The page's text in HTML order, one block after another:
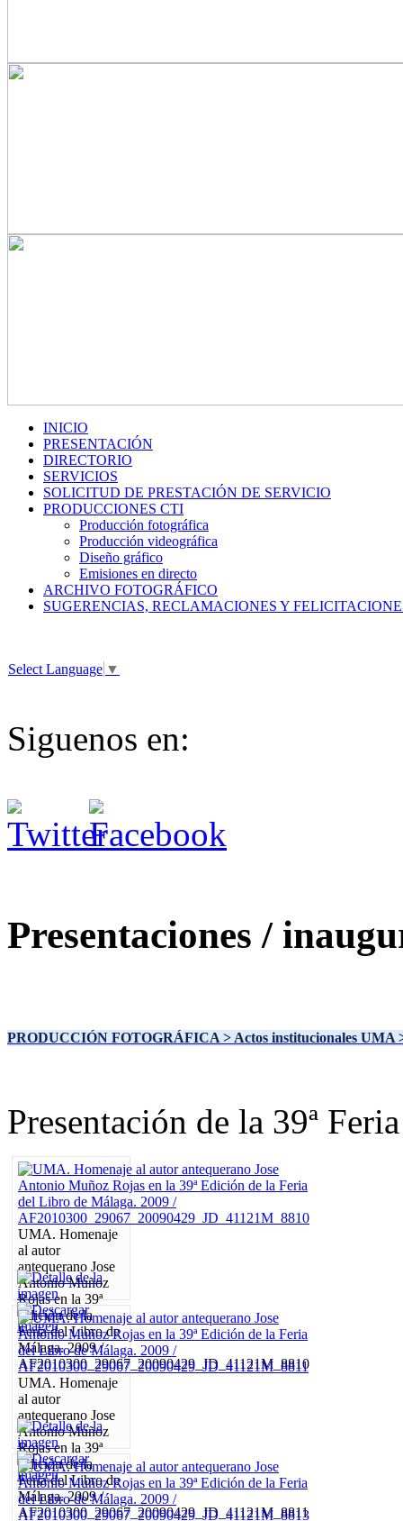
INICIO
PRESENTACIÓN
DIRECTORIO
SERVICIOS
SOLICITUD DE PRESTACIÓN DE SERVICIO
PRODUCCIONES CTI
Producción fotográfica
Producción videográfica
Diseño gráfico
Emisiones en directo
ARCHIVO FOTOGRÁFICO
SUGERENCIAS, RECLAMACIONES Y
Select Language ▼
Siguenos en:
Presentaciones /
PRODUCCIÓN FOTOGRÁFICA > Actos institucionales UMA
Presentación de la 39ª
UMA. Homenaje
al autor
antequerano Jose
Antonio Muñoz
Rojas en la 39ª
Edición de la
Feria del Libro de
Málaga. 2009 /
AF2010300_29067_20090429_JD_41121M_8810
UMA. Homenaje
al autor
antequerano Jose
Antonio Muñoz
Rojas en la 39ª
Edición de la
Feria del Libro de
Málaga. 2009 /
AF2010300_29067_20090429_JD_41121M_8811